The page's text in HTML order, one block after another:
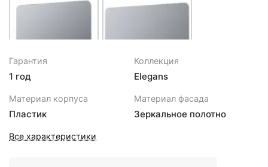
8700 ₽
Зеркало 80х80 см
Grossman Elegans
9100 ₽
Зеркало 90х80 см
Grossman Elegans
Гарантия
1 год
Коллекция
Elegans
Материал корпуса
Пластик
Материал фасада
Зеркальное полотно
Все характеристики